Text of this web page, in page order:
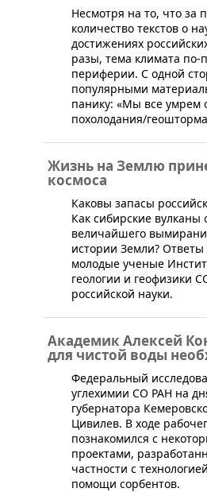
​Несмотря на то, что за
количество текстов о
достижениях
разы, тема климата по-
периферии. С одной
популярными
панику: «Мы все умрем
похолодания/
Жизнь на Землю
космоса
​Каковы запасы
Как сибирские вулканы
величайшего
истории Земли?
молодые ученые
геологии и геофизики
российской науки.
Академик Алексей
для чистой воды
Федеральный
углехимии СО РАН на
губернатора
Цивилев. В ходе
познакомился с
проектами,
частности с
помощи сорбентов.